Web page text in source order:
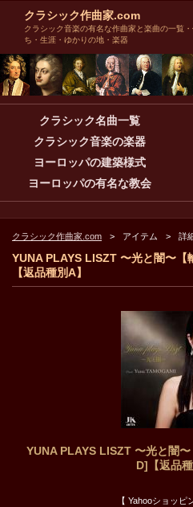
クラシック作曲家.com
クラシック音楽の有名な作曲家と楽曲の一覧
ち・生涯・ゆかりの地・楽器
クラシック名曲一覧
クラシック音楽の楽器
ヨーロッパの建築様式
ヨーロッパの有名な教会
クラシック作曲家.com アイテム 詳
YUNA PLAYS LISZT 〜光と闇〜
【返品種別A】
YUNA PLAYS LISZT 〜光と闇
D]【返品種
【 Yahooショッピ